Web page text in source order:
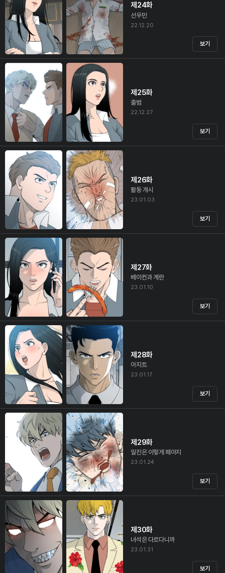
제24화
선우민
22.12.20
보기
제25화
출범
22.12.27
보기
제26화
활동 개시
23.01.03
보기
제27화
베이컨과 계란
23.01.10
보기
제28화
아지트
23.01.17
보기
제29화
일진은 이렇게 패야지
23.01.24
보기
제30화
녀석은 다르다니까
23.01.31
보기